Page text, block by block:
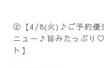
②【4/8(火)♪ご予約優
ニュー♪旨みたっぷり♡
ト】